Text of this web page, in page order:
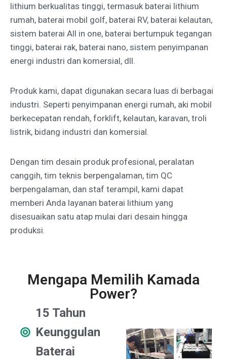
lithium berkualitas tinggi, termasuk baterai lithium
rumah, baterai mobil golf, baterai RV, baterai kelautan,
sistem baterai All in one, baterai bertumpuk tegangan
tinggi, baterai rak, baterai nano, sistem penyimpanan
energi industri dan komersial, dll.
Produk kami, dapat digunakan secara luas di berbagai
industri. Seperti penyimpanan energi rumah, aki mobil
berkecepatan rendah, forklift, kelautan, karavan, troli
listrik, bidang industri dan komersial.
Dengan tim desain produk profesional, peralatan
canggih, tim teknis berpengalaman, tim QC
berpengalaman, dan staf terampil, kami dapat
memberi Anda layanan baterai lithium yang
disesuaikan satu atap mulai dari desain hingga
produksi.
Mengapa Memilih Kamada
Power?
15 Tahun
Keunggulan
Baterai